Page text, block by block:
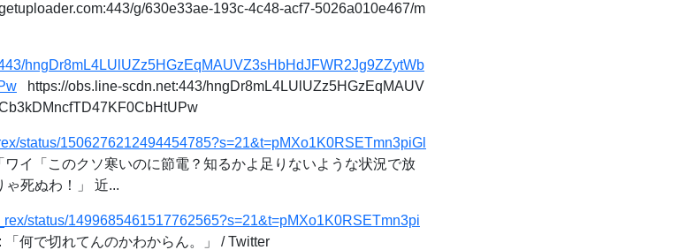
g/630e33ae-193c-4c48-acf7-5026a010e467/m
hngDr8mL4LUlUZz5HGzEqMAUVZ3sHbHdJFWR2Jg9ZZytWb
https://obs.line-scdn.net:443/hngDr8mL4LUlUZz5HGzEqMAUV
status/1506276212494454785?s=21&t=pMXo1K0RSETmn3piGl
イ「このクソ寒いのに節電？知るかよ足りないような状況で放
死ぬわ！」 近...
status/1499685461517762565?s=21&t=pMXo1K0RSETmn3pi
何で切れてんのかわからん。」 / Twitter